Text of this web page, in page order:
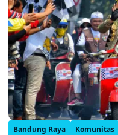
Bandung Raya Komunitas